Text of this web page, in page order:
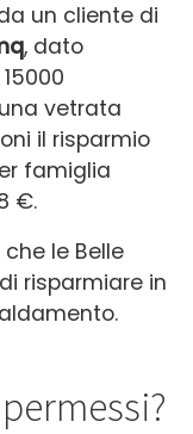
un cliente di
, dato
vetrata
il risparmio
famiglia
€.
le Belle
risparmiare in